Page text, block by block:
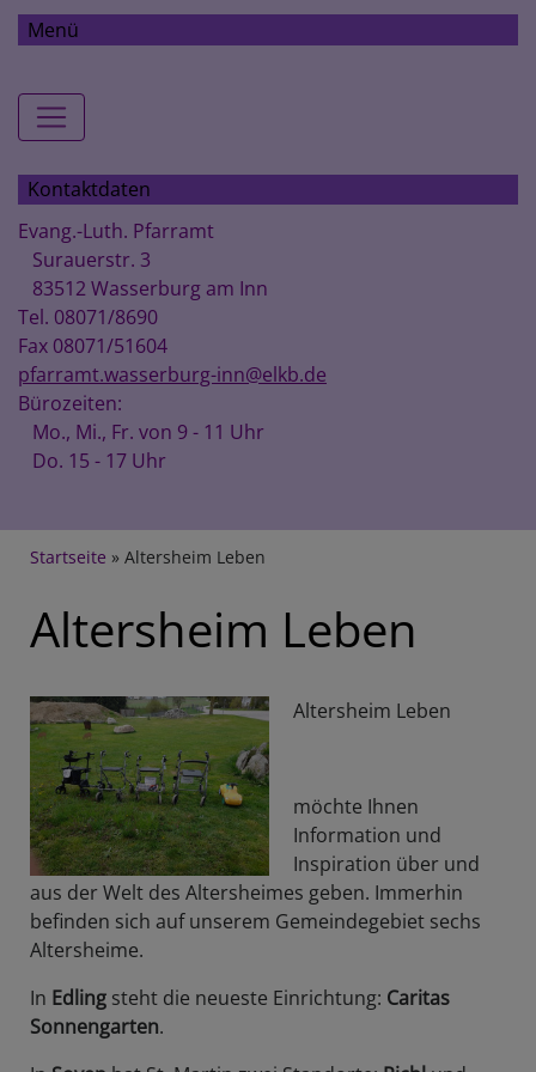
Menü
Hauptnavigation
Kontaktdaten
Evang.-Luth. Pfarramt
Surauerstr. 3
83512 Wasserburg am Inn
Tel. 08071/8690
Fax 08071/51604
pfarramt.wasserburg-inn@elkb.de
Bürozeiten:
Mo., Mi., Fr. von 9 - 11 Uhr
Do. 15 - 17 Uhr
Breadcrumb
Startseite Altersheim Leben
Altersheim Leben
Altersheim Leben
möchte Ihnen
Information und
Inspiration über und
aus der Welt des Altersheimes geben. Immerhin
befinden sich auf unserem Gemeindegebiet sechs
Altersheime.
In Edling steht die neueste Einrichtung: Caritas
Sonnengarten.